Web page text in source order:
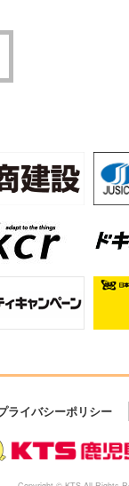
ライバシーポリシー